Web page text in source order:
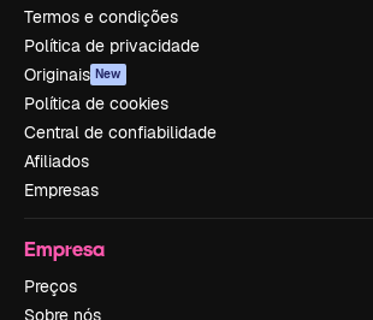
Termos e condições
Política de privacidade
Originais New
Política de cookies
Central de confiabilidade
Afiliados
Empresas
Empresa
Preços
Sobre nós